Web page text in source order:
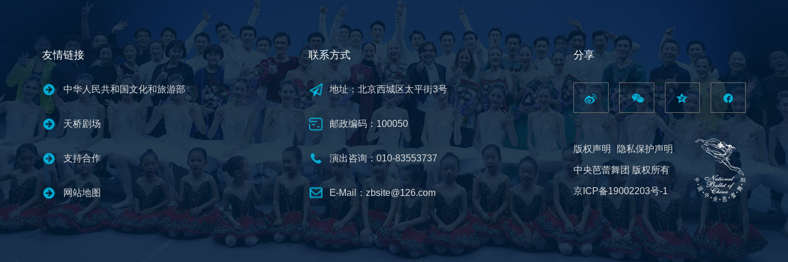
友情链接
中华人民共和国文化和旅游部
天桥剧场
支持合作
网站地图
联系方式
地址：北京西城区太平街3号
邮政编码：100050
演出咨询：010-83553737
E-Mail：zbsite@126.com
分享
版权声明 隐私保护声明
中央芭蕾舞团 版权所有
京ICP备19002203号-1